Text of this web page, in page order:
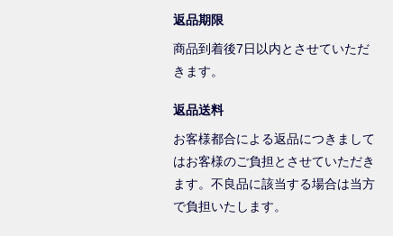
返品期限
商品到着後7日以内とさせていただ
きます。
返品送料
お客様都合による返品につきまして
はお客様のご負担とさせていただき
ます。不良品に該当する場合は当方
で負担いたします。